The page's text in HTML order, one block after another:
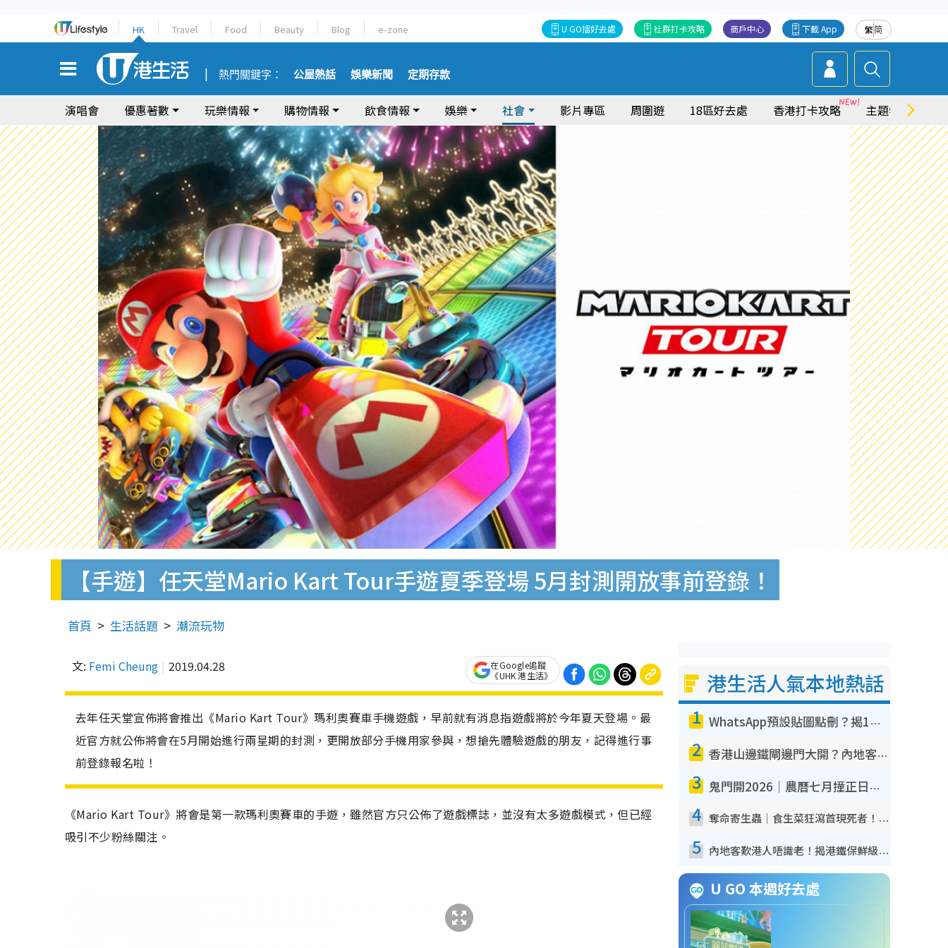
HK Travel Food Beauty Blog e-zone 繁简
下載 App
商戶中心
社群打卡攻略
U GO搵好去處
熱門關鍵字： 公屋熱話 娛樂新聞 定期存款
演唱會 優惠著數 玩樂情報 購物情報 飲食情報 娛樂 社會 影片專區 周圍遊 18區好去處 香港打卡攻略 主題特集
【手遊】任天堂Mario Kart Tour手遊夏季登場 5月封測開放事前登錄！
首頁 生活話題 潮流玩物
文: Femi Cheung 2019.04.28
在Google追蹤
《UHK 港生活》
去年任天堂宣佈將會推出《Mario Kart Tour》瑪利奧賽車手機遊戲，早前就有消息指遊戲將於今年夏天登場。最
近官方就公佈將會在5月開始進行兩星期的封測，更開放部分手機用家參與，想搶先體驗遊戲的朋友，記得進行事
前登錄報名啦！
《Mario Kart Tour》將會是第一款瑪利奧賽車的手遊 ，雖然官方只公佈了遊戲標誌 ，並沒有太多遊戲模式 ，但已經
吸引不少粉絲關注。
港生活人氣本地熱話
1 WhatsApp預設貼圖點刪？揭1招「反向操作」還原簡潔介面 附3步實測教學
2 香港山邊鐵閘邊門大開？內地客困惑意義何在！網民神回覆：呢種叫法理性防禦
3 鬼門開2026｜農曆七月撞正日全食特別邪？專家警告切忌做一事！揭4大禁忌+2招保平安
4 奪命寄生蟲｜食生菜狂瀉首現死者！疫潮惡化錄1.8萬宗病例 揭洗菜3大謬誤
5 內地客歎港人唔識老！揭港鐵保鮮級冷氣 港人求放過：咪投訴
U GO 本週好去處